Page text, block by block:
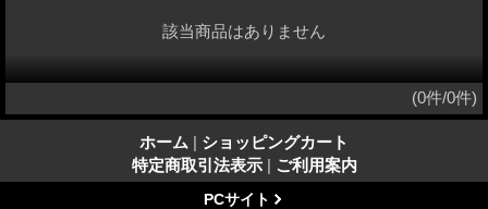
該当商品はありません
(0件/0件)
ホーム | ショッピングカート
特定商取引法表示 | ご利用案内
PCサイト